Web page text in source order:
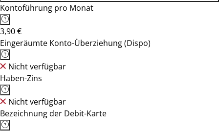
Kontoführung pro Monat
3,90 €
Eingeräumte Konto-Überziehung (Dispo)
Nicht verfügbar
Haben-Zins
Nicht verfügbar
Bezeichnung der Debit-Karte